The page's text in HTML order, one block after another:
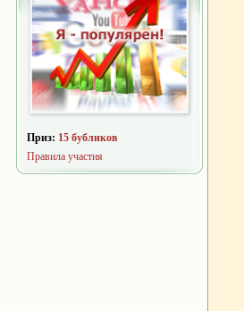
Приз: 15 бубликов
Правила участия